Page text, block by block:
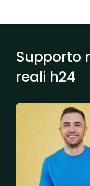
Supporto
reali h24